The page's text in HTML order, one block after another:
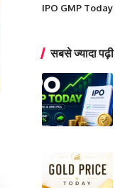
IPO GMP Today
सबसे ज्यादा